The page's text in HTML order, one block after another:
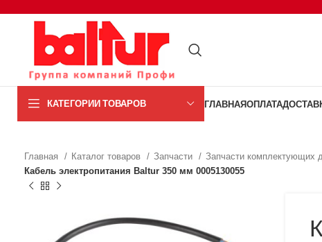
КАТЕГОРИИ ТОВАРОВ ГЛАВНАЯОПЛАТА
Главная Каталог товаров Запчасти Запчасти комплектующих
Кабель электропитания Baltur 350 мм 0005130055